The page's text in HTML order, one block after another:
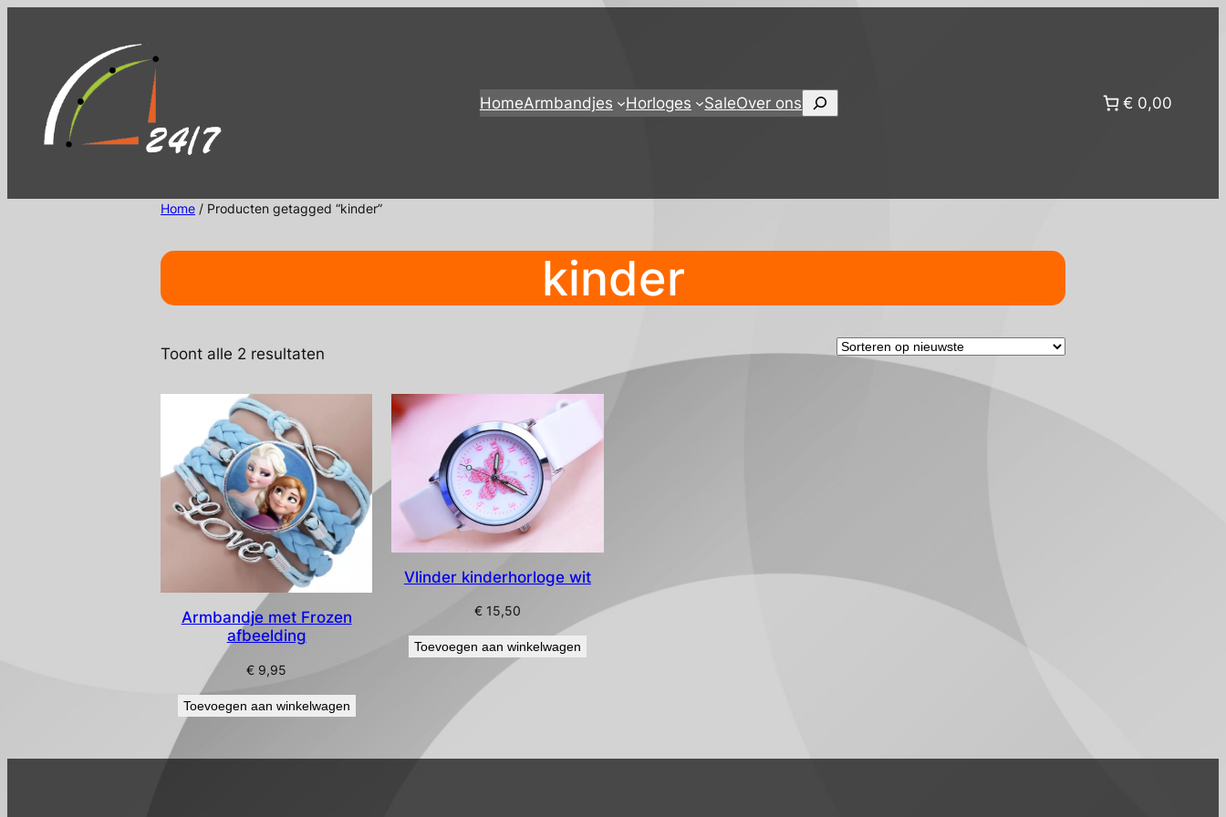
HomeArmbandjes Horloges SaleOver ons Zoeken € 0,00
Home / Producten getagged “kinder”
kinder
Toont alle 2 resultaten
Armbandje met Frozen
afbeelding
€ 9,95
Toevoegen aan winkelwagen
Vlinder kinderhorloge wit
€15,50
Toevoegen aan winkelwagen